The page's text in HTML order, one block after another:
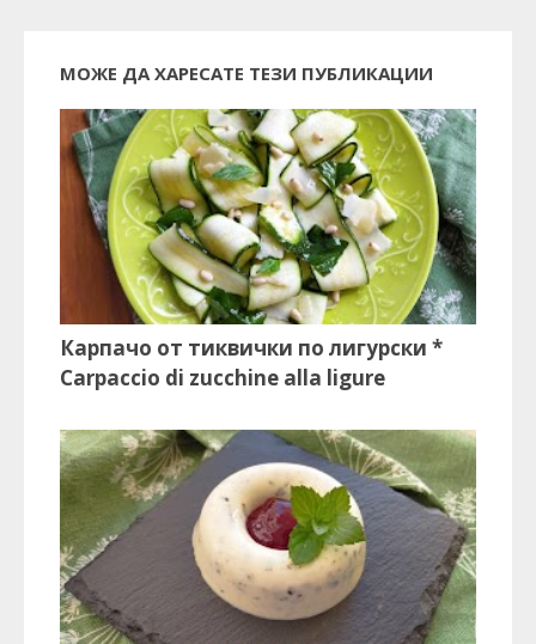
МОЖЕ ДА ХАРЕСАТЕ ТЕЗИ ПУБЛИКАЦИИ
Карпачо от тиквички по лигурски *
Carpaccio di zucchine alla ligure